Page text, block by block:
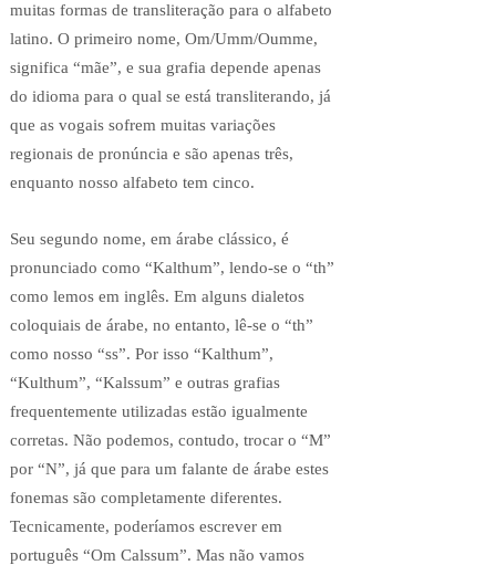
muitas formas de transliteração para o alfabeto
latino. O primeiro nome, Om/Umm/Oumme,
significa “mãe”, e sua grafia depende apenas
do idioma para o qual se está transliterando, já
que as vogais sofrem muitas variações
regionais de pronúncia e são apenas três,
enquanto nosso alfabeto tem cinco.
Seu segundo nome, em árabe clássico, é
pronunciado como “Kalthum”, lendo-se o “th”
como lemos em inglês. Em alguns dialetos
coloquiais de árabe, no entanto, lê-se o “th”
como nosso “ss”. Por isso “Kalthum”,
“Kulthum”, “Kalssum” e outras grafias
frequentemente utilizadas estão igualmente
corretas. Não podemos, contudo, trocar o “M”
por “N”, já que para um falante de árabe estes
fonemas são completamente diferentes.
Tecnicamente, poderíamos escrever em
português “Om Calssum”. Mas não vamos